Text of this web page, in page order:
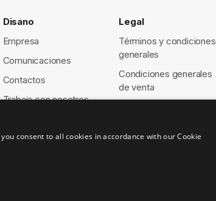
Disano
Empresa
Comunicaciones
Contactos
Trabaja con nosotros
Legal
Términos y condiciones
generales
Condiciones generales
de venta
consent to all cookies in accordance with our Cookie